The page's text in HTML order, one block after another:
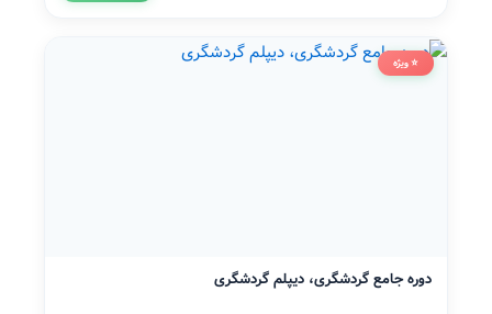
⭐ ویژه
دوره جامع گردشگری، دیپلم گردشگری